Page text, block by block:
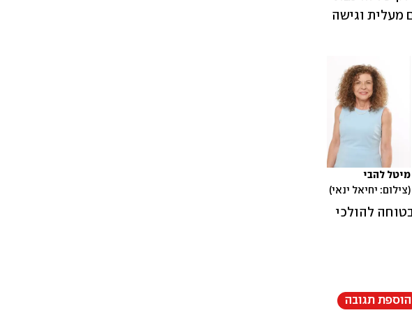
מיטל להבי
צילום: יחיאל ינאי
הוספת תגובה